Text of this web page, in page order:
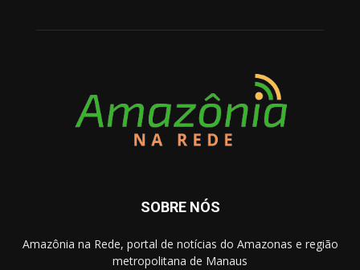
SOBRE NÓS
Amazônia na Rede, portal de notícias do Amazonas e região
metropolitana de Manaus